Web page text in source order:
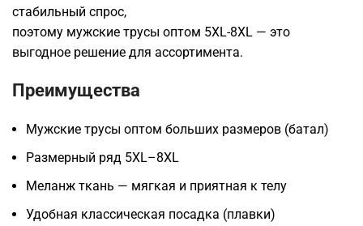
стабильный спрос,
поэтому мужские трусы оптом 5XL-8XL — это
выгодное решение для ассортимента.
Преимущества
Мужские трусы оптом больших размеров (батал)
Размерный ряд 5XL–8XL
Меланж ткань — мягкая и приятная к телу
Удобная классическая посадка (плавки)